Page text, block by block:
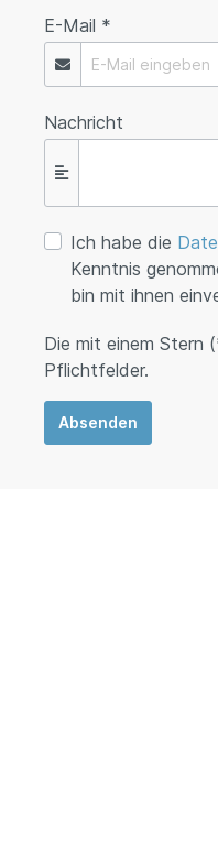
E-Mail *
Nachricht
Ich habe die
Kenntnis
bin mit ihnen
Die mit einem Stern
Pflichtfelder.
Absenden